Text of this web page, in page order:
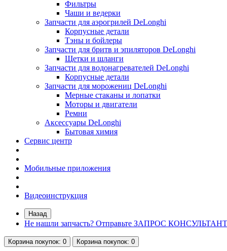
Фильтры
Чаши и ведерки
Запчасти для аэрогрилей DeLonghi
Корпусные детали
Тэны и бойлеры
Запчасти для бритв и эпиляторов DeLonghi
Щетки и шланги
Запчасти для водонагревателей DeLonghi
Корпусные детали
Запчасти для морожениц DeLonghi
Мерные стаканы и лопатки
Моторы и двигатели
Ремни
Аксессуары DeLonghi
Бытовая химия
Сервис центр
Мобильные приложения
Видеоинструкция
Назад
Не нашли запчасть? Отправьте ЗАПРОС
Корзинапокупок: 0 Корзинапокупок: 0